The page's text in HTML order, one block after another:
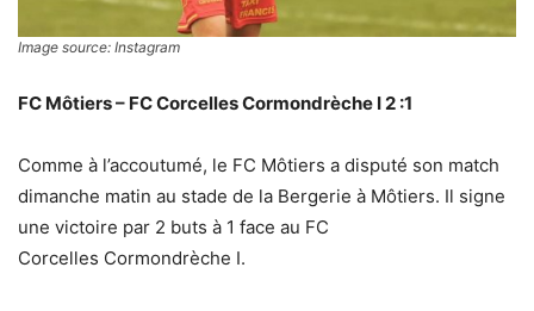
Image source: Instagram
FC Môtiers – FC Corcelles Cormondrèche I 2 :1
Comme à l’accoutumé, le FC Môtiers a disputé son match
dimanche matin au stade de la Bergerie à Môtiers. Il signe
une victoire par 2 buts à 1 face au FC
Corcelles Cormondrèche I.